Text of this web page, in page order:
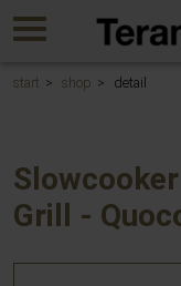
Sie
zum
MENU
start shop detail
Grill -